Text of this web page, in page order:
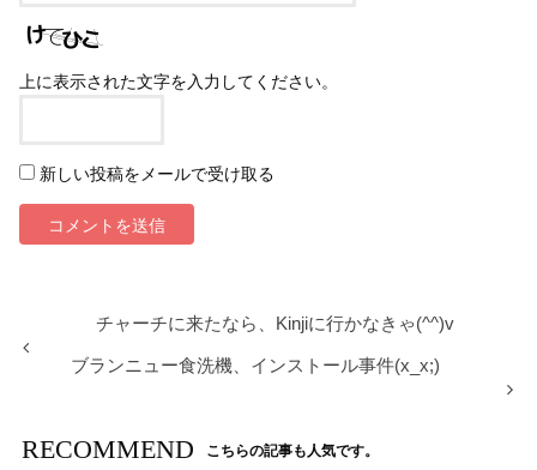
上に表示された文字を入力してください。
新しい投稿をメールで受け取る
チャーチに来たなら、Kinjiに行かなきゃ(^^)v
ブランニュー食洗機、インストール事件(x_x;)
RECOMMEND こちらの記事も人気です。